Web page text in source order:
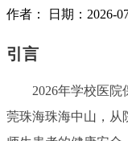
作者： 日期：2026-
引言
2026年学校医
莞珠海珠海中山，从